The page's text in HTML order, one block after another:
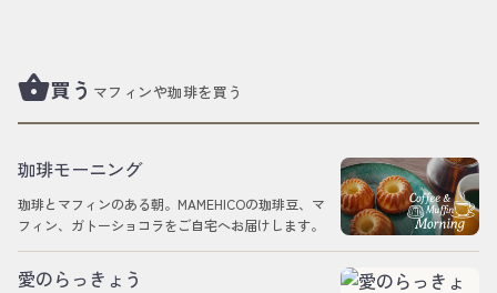
shopping_basket買う マフィンや珈琲を買う
珈琲モーニング
珈琲とマフィンのある朝。MAMEHICOの珈琲豆、マ
フィン、ガトーショコラをご自宅へお届けします。
愛のらっきょう